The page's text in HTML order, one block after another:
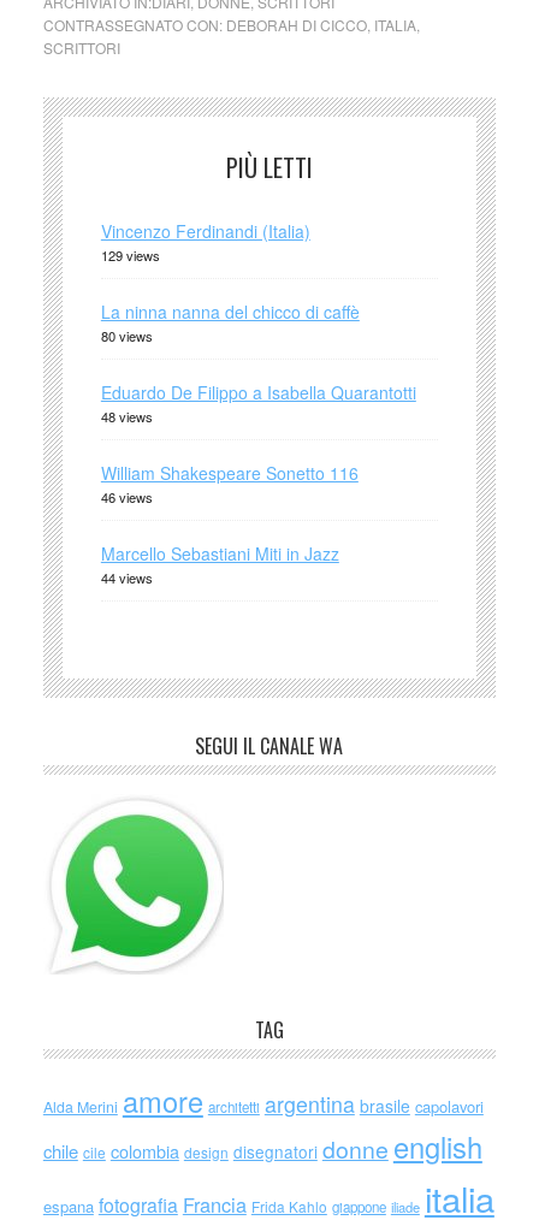
CONTRASSEGNATO CON: DEBORAH DI CICCO, ITALIA,
SCRITTORI
PIÙ LETTI
Vincenzo Ferdinandi (Italia)
129 views
La ninna nanna del chicco di caffè
80 views
Eduardo De Filippo a Isabella Quarantotti
48 views
William Shakespeare Sonetto 116
46 views
Marcello Sebastiani Miti in Jazz
44 views
SEGUI IL CANALE WA
TAG
Alda Merini amore architetti argentina brasile capolavori
chile cile colombia design disegnatori donne english
espana fotografia Francia Frida Kahlo giappone iliade italia